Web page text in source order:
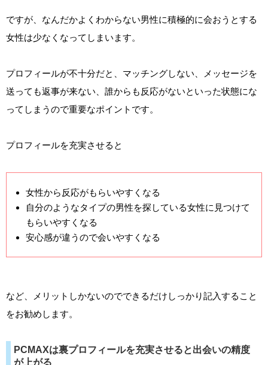
ですが、なんだかよくわからない男性に積極的に会おうとする
女性は少なくなってしまいます。
プロフィールが不十分だと、マッチングしない、メッセージを
送っても返事が来ない、誰からも反応がないといった状態にな
ってしまうので重要なポイントです。
プロフィールを充実させると
女性から反応がもらいやすくなる
自分のようなタイプの男性を探している女性に見つけて
もらいやすくなる
安心感が違うので会いやすくなる
など、メリットしかないのでできるだけしっかり記入すること
をお勧めします。
PCMAXは裏プロフィールを充実させると出会いの精度
が上がる